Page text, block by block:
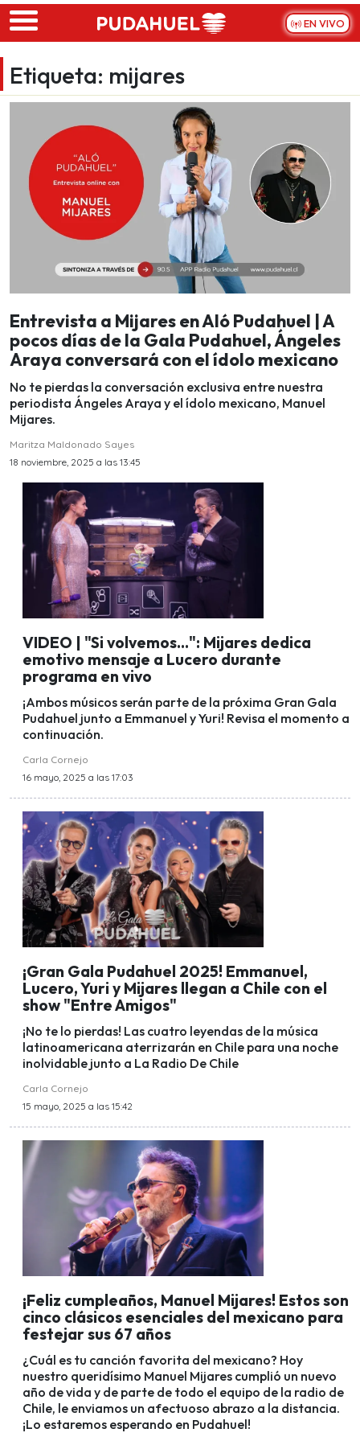
Skip to main content
EN VIVO
Etiqueta: mijares
Entrevista a Mijares en Aló Pudahuel | A
pocos días de la Gala Pudahuel, Ángeles
Araya conversará con el ídolo mexicano
No te pierdas la conversación exclusiva entre nuestra
periodista Ángeles Araya y el ídolo mexicano, Manuel
Mijares.
Maritza Maldonado Sayes
18 noviembre, 2025 a las 13:45
VIDEO | "Si volvemos...": Mijares dedica
emotivo mensaje a Lucero durante
programa en vivo
¡Ambos músicos serán parte de la próxima Gran Gala
Pudahuel junto a Emmanuel y Yuri! Revisa el momento a
continuación.
Carla Cornejo
16 mayo, 2025 a las 17:03
¡Gran Gala Pudahuel 2025! Emmanuel,
Lucero, Yuri y Mijares llegan a Chile con el
show "Entre Amigos"
¡No te lo pierdas! Las cuatro leyendas de la música
latinoamericana aterrizarán en Chile para una noche
inolvidable junto a La Radio De Chile
Carla Cornejo
15 mayo, 2025 a las 15:42
¡Feliz cumpleaños, Manuel Mijares! Estos son
cinco clásicos esenciales del mexicano para
festejar sus 67 años
¿Cuál es tu canción favorita del mexicano? Hoy
nuestro queridísimo Manuel Mijares cumplió un nuevo
año de vida y de parte de todo el equipo de la radio de
Chile, le enviamos un afectuoso abrazo a la distancia.
¡Lo estaremos esperando en Pudahuel!